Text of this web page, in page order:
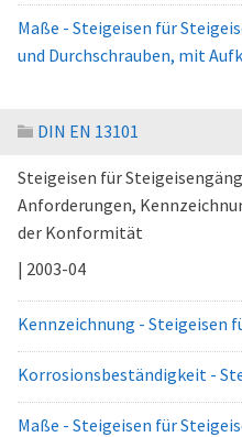
Maße - Steigeisen für
und Durchschrauben, mit
DIN EN 13101
Steigeisen für
Anforderungen,
der Konformität
| 2003-04
Kennzeichnung - Steigeisen
Korrosionsbeständigkeit -
Maße - Steigeisen für